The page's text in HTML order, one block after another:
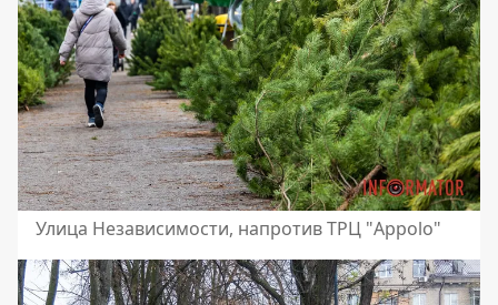
Улица Независимости, напротив ТРЦ "Appolo"